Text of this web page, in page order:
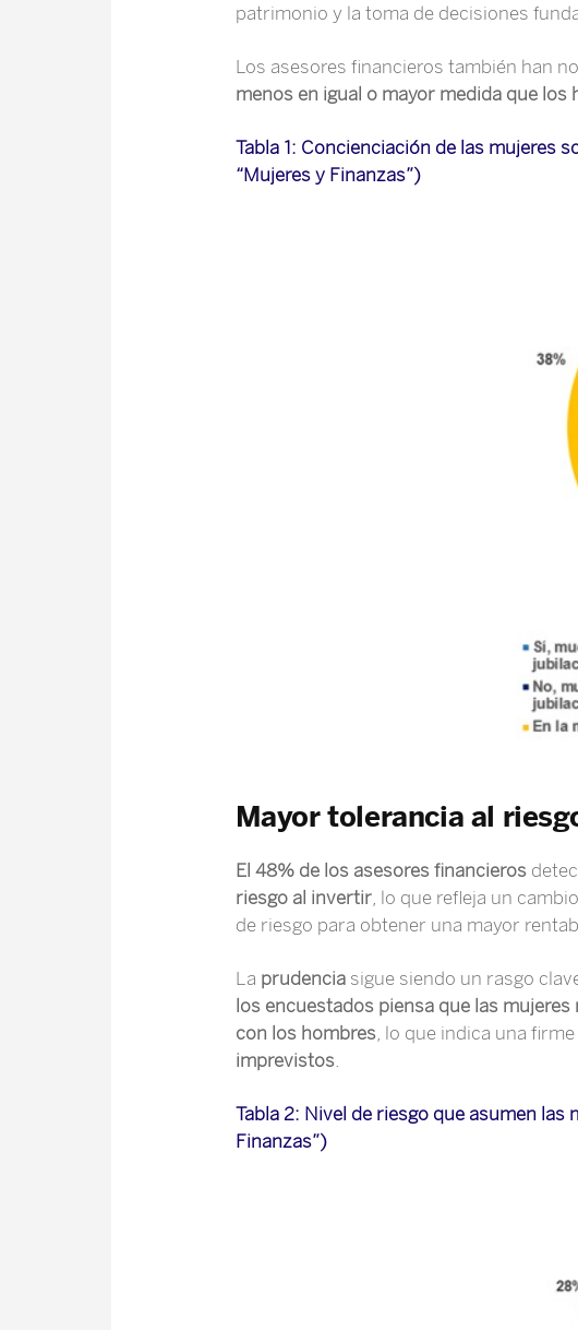
patrimonio y la toma de decisiones
Los asesores financieros también han
menos en igual o mayor medida que los
Tabla 1: Concienciación de las mujeres
“Mujeres y Finanzas”)
Mayor tolerancia al
El 48% de los asesores financieros
riesgo al invertir, lo que refleja un
de riesgo para obtener una mayor
La prudenciasigue siendo un rasgo
los encuestados piensa que las
con los hombres, lo que indica una
imprevistos.
Tabla 2: Nivel de riesgo que asumen las
Finanzas”)